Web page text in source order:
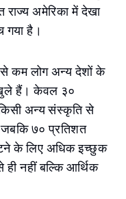
अमेरिका में देखा
है।
कम लोग अन्य देशों के
खुले हैं। केवल ३०
किसी अन्य संस्कृति से
७० प्रतिशत
के लिए अधिक इच्छुक
नहीं बल्कि आर्थिक